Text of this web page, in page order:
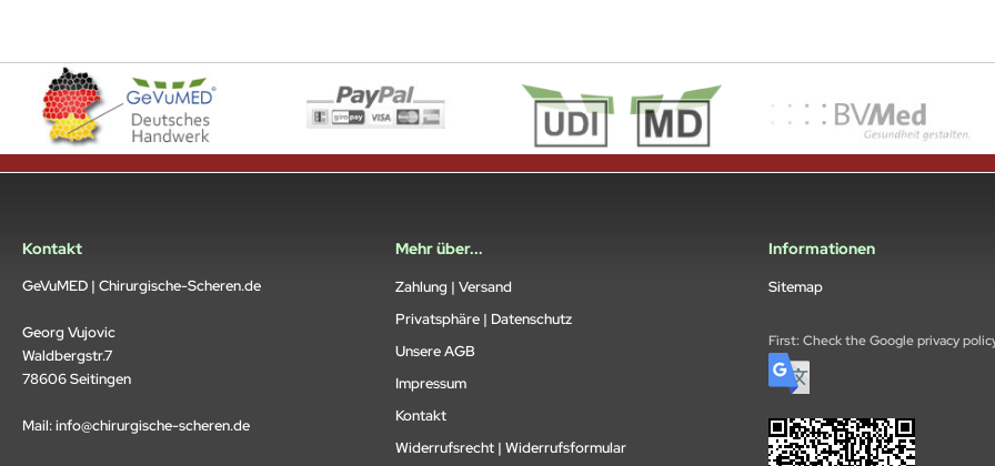
Kontakt
GeVuMED | Chirurgische-Scheren.de
Georg Vujovic
Waldbergstr.7
78606 Seitingen
Mail:info@chirurgische-scheren.de
Mehr über...
Zahlung | Versand
Privatsphäre | Datenschutz
Unsere AGB
Impressum
Kontakt
Widerrufsrecht | Widerrufsformular
Informationen
Sitemap
First: Check the Google privacy